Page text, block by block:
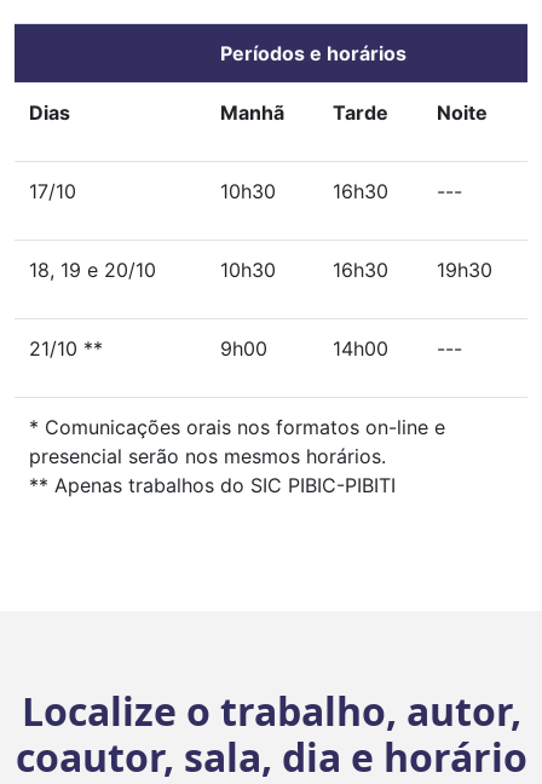
Períodos e horários
Dias Manhã Tarde Noite
17/10 10h30 16h30 ---
18, 19 e 20/10 10h30 16h30 19h30
21/10 ** 9h00 14h00 ---
* Comunicações orais nos formatos on-line e
presencial serão nos mesmos horários.
** Apenas trabalhos do SIC PIBIC-PIBITI
Localize o trabalho, autor,
coautor, sala, dia e horário